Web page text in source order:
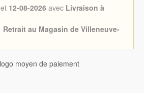
et 12-08-2026 avec Livraison à
Retrait au Magasin de Villeneuve-